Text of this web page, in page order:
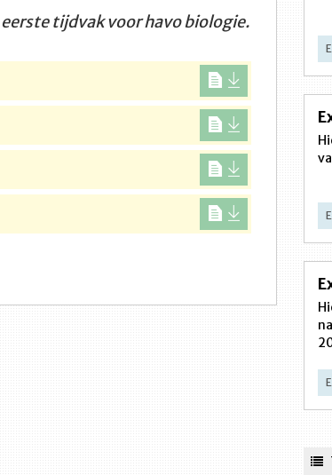
tijdvak voor havo biologie.